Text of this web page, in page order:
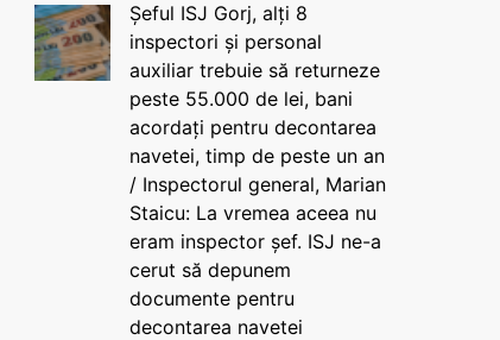
Șeful ISJ Gorj, alți 8
inspectori și personal
auxiliar trebuie să returneze
peste 55.000 de lei, bani
acordați pentru decontarea
navetei, timp de peste un an
/ Inspectorul general, Marian
Staicu: La vremea aceea nu
eram inspector șef. ISJ ne-a
cerut să depunem
documente pentru
decontarea navetei